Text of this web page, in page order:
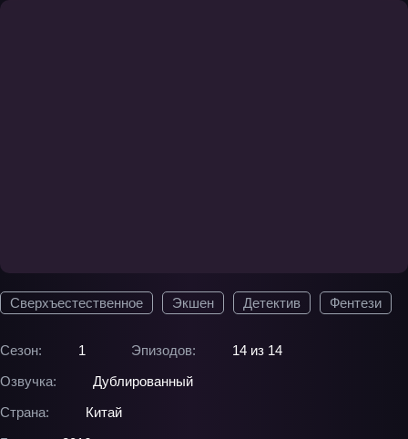
Сверхъестественное Экшен Детектив Фентези
Сезон: 1 Эпизодов:
14 из 14
Озвучка:
Дублированный
Страна:
Китай